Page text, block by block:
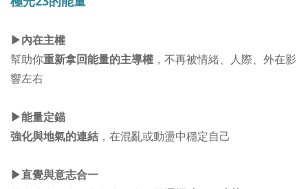
▶︎內在主權
幫助你重新拿回能量的主導權 ，不再被情緒、人際、外在影
響左右
▶︎能量定錨
強化與地氣的連結 ，在混亂或動盪中穩定自己
▶︎直覺與意志合一